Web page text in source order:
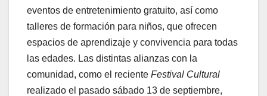
eventos de entretenimiento gratuito, así como
talleres de formación para niños, que ofrecen
espacios de aprendizaje y convivencia para todas
las edades. Las distintas alianzas con la
comunidad, como el reciente Festival Cultural
realizado el pasado sábado 13 de septiembre,